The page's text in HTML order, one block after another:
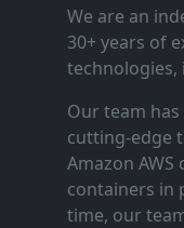
We are an
30+ years of
technologies,
Our team
cutting‑edge
Amazon
containers in
time, our